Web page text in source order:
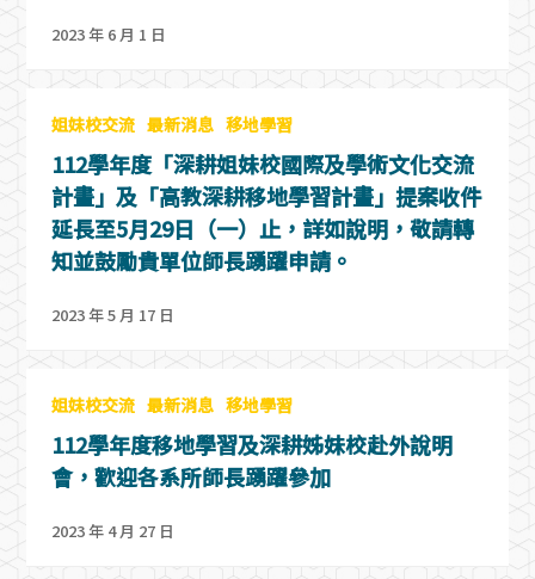
2023 年 6 月 1 日
姐妹校交流 最新消息 移地學習
112學年度「深耕姐妹校國際及學術文化交流
計畫」及「高教深耕移地學習計畫」提案收件
延長至5月29日（一）止，詳如說明，敬請轉
知並鼓勵貴單位師長踴躍申請。
2023 年 5 月 17 日
姐妹校交流 最新消息 移地學習
112學年度移地學習及深耕姊妹校赴外說明
會，歡迎各系所師長踴躍參加
2023 年 4 月 27 日